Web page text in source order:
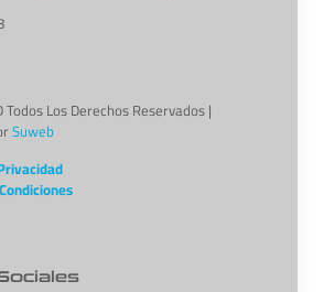
Todos Los Derechos Reservados |
Suweb